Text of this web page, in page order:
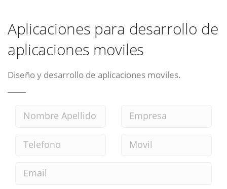
Aplicaciones para desarrollo de
aplicaciones moviles
Diseño y desarrollo de aplicaciones moviles.